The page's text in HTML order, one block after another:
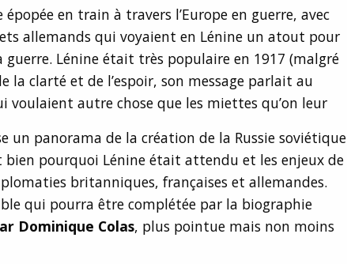
en train à travers l’Europe en guerre, avec
allemands qui voyaient en Lénine un atout pour
guerre. Lénine était très populaire en 1917 (malgré
la clarté et de l’espoir, son message parlait au
voulaient autre chose que les miettes qu’on leur
un panorama de la création de la Russie soviétique
pourquoi Lénine était attendu et les enjeux de
britanniques, françaises et allemandes.
qui pourra être complétée par la biographie
Dominique Colas, plus pointue mais non moins